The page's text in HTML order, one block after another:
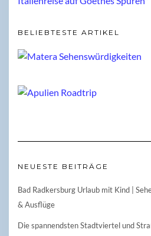
BELIEBTESTE ARTIKEL
NEUESTE BEITRÄGE
Bad Radkersburg Urlaub mit Kind |
& Ausflüge
Die spannendsten Stadtviertel und